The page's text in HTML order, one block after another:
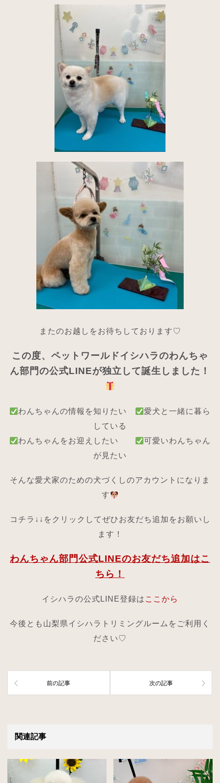
ま たのお越しをお待ちしております♡
この度、ペットワールドイシハラのわんちゃ
ん部門の公式LINEが独立して誕生しました！
わんちゃんの情報を知りたい
愛犬と一緒に暮ら
している
わんちゃんをお迎えしたい
可愛いわんちゃん
が見たい
そんな愛犬家のための犬づくしのアカウントになりま
す
コチラ↓↓をクリックしてぜひお友だち追加をお願いし
ます！
わんちゃん部門公式LINEのお友だち追加はこ
ちら！
イシハラの公式LINE登録は ここから
今後とも山梨県イシハラトリミングルームをご利用く
ださい♡
前の記事 次の記事
関連記事